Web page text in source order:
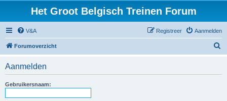
Het Groot Belgisch Treinen Forum
V&A Aanmelden
Registreer
Forumoverzicht
Aanmelden
Gebruikersnaam: